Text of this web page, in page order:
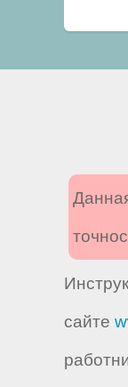
сайте